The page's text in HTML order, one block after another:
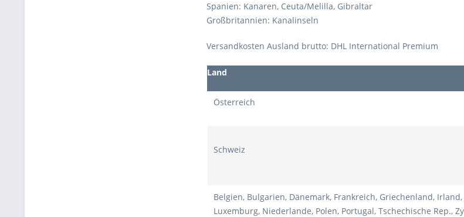
Spanien: Kanaren, Ceuta/Melilla, Gibraltar
Großbritannien: Kanalinseln
Versandkosten Ausland brutto: DHL International Premium
Land
Österreich
Schweiz
Belgien, Bulgarien, Dänemark, Frankreich, Griechenland,
Luxemburg, Niederlande, Polen, Portugal, Tschechische Rep.,